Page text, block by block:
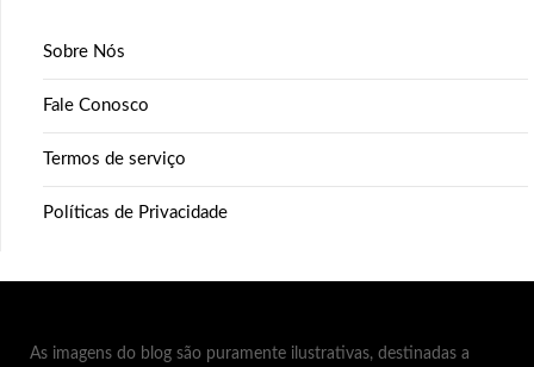
Sobre Nós
Fale Conosco
Termos de serviço
Políticas de Privacidade
As imagens do blog são puramente ilustrativas, destinadas a